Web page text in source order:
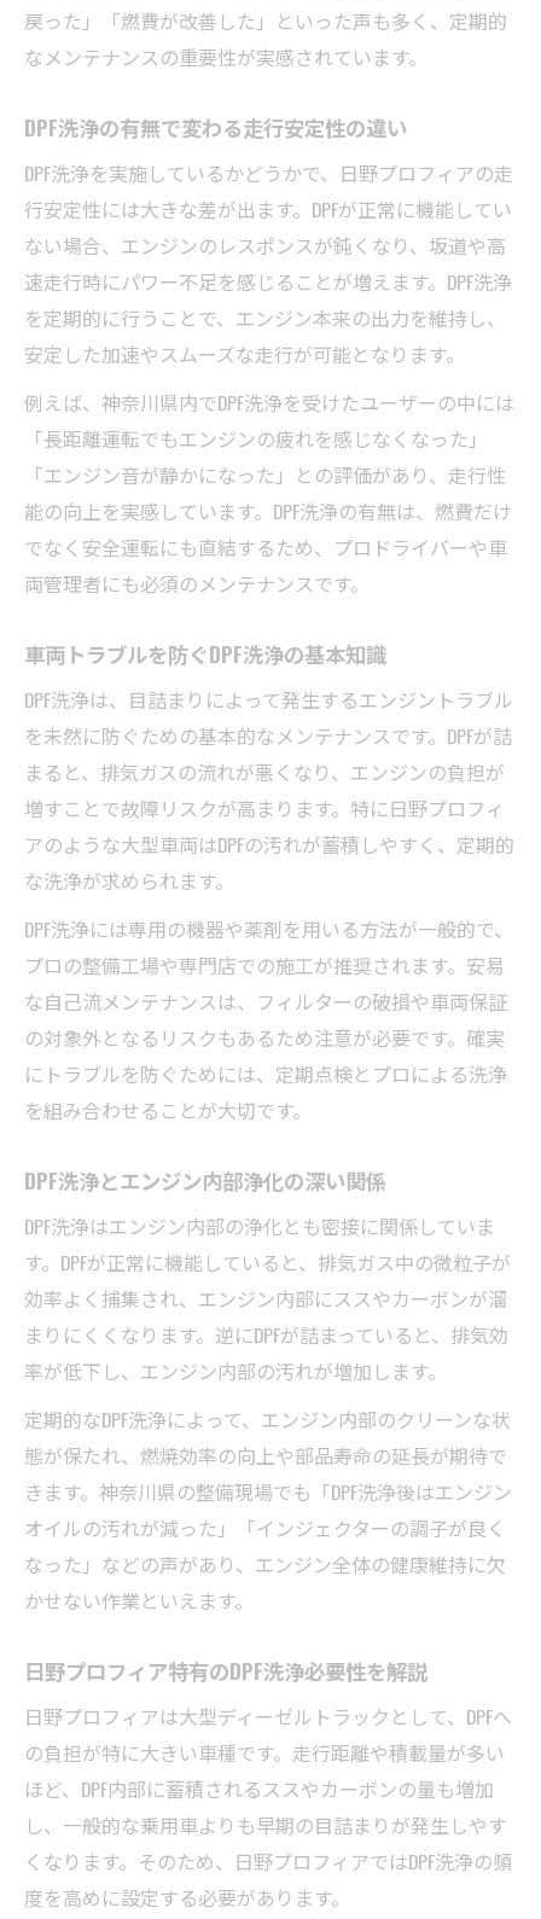
戻った」「燃費が改善した」といった声も多く、定期的
なメンテナンスの重要性が実感されています。
DPF洗浄の有無で変わる走行安定性の違い
DPF洗浄を実施しているかどうかで、日野プロフィアの走
行安定性には大きな差が出ます。DPFが正常に機能してい
ない場合、エンジンのレスポンスが鈍くなり、坂道や高
速走行時にパワー不足を感じることが増えます。DPF洗浄
を定期的に行うことで、エンジン本来の出力を維持し、
安定した加速やスムーズな走行が可能となります。
例えば、神奈川県内でDPF洗浄を受けたユーザーの中には
「長距離運転でもエンジンの疲れを感じなくなった」
「エンジン音が静かになった」との評価があり、走行性
能の向上を実感しています。DPF洗浄の有無は、燃費だけ
でなく安全運転にも直結するため、プロドライバーや車
両管理者にも必須のメンテナンスです。
車両トラブルを防ぐDPF洗浄の基本知識
DPF洗浄は、目詰まりによって発生するエンジントラブル
を未然に防ぐための基本的なメンテナンスです。DPFが詰
まると、排気ガスの流れが悪くなり、エンジンの負担が
増すことで故障リスクが高まります。特に日野プロフィ
アのような大型車両はDPFの汚れが蓄積しやすく、定期的
な洗浄が求められます。
DPF洗浄には専用の機器や薬剤を用いる方法が一般的で、
プロの整備工場や専門店での施工が推奨されます。安易
な自己流メンテナンスは、フィルターの破損や車両保証
の対象外となるリスクもあるため注意が必要です。確実
にトラブルを防ぐためには、定期点検とプロによる洗浄
を組み合わせることが大切です。
DPF洗浄とエンジン内部浄化の深い関係
DPF洗浄はエンジン内部の浄化とも密接に関係していま
す。DPFが正常に機能していると、排気ガス中の微粒子が
効率よく捕集され、エンジン内部にススやカーボンが溜
まりにくくなります。逆にDPFが詰まっていると、排気効
率が低下し、エンジン内部の汚れが増加します。
定期的なDPF洗浄によって、エンジン内部のクリーンな状
態が保たれ、燃焼効率の向上や部品寿命の延長が期待で
きます。神奈川県の整備現場でも「DPF洗浄後はエンジン
オイルの汚れが減った」「インジェクターの調子が良く
なった」などの声があり、エンジン全体の健康維持に欠
かせない作業といえます。
日野プロフィア特有のDPF洗浄必要性を解説
日野プロフィアは大型ディーゼルトラックとして、DPFへ
の負担が特に大きい車種です。走行距離や積載量が多い
ほど、DPF内部に蓄積されるススやカーボンの量も増加
し、一般的な乗用車よりも早期の目詰まりが発生しやす
くなります。そのため、日野プロフィアではDPF洗浄の頻
度を高めに設定する必要があります。